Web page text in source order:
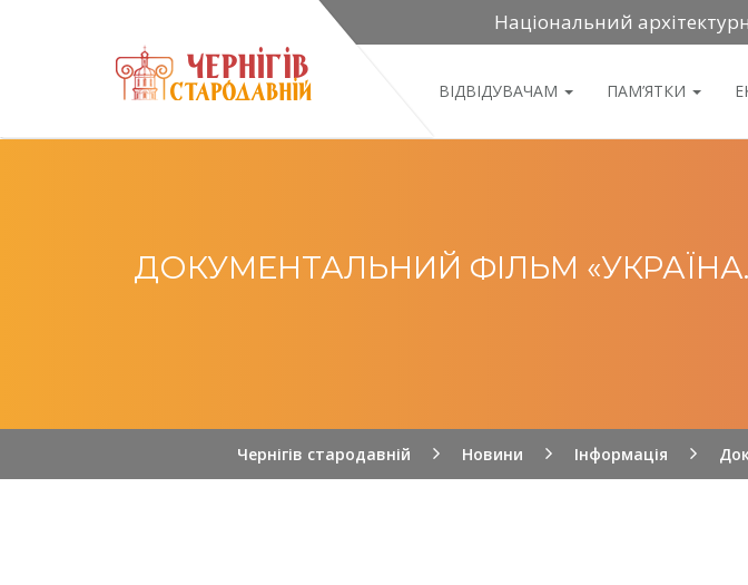
Національний
ВІДВІДУВАЧАМ ПАМ’ЯТКИ
ДОКУМЕНТАЛЬНИЙ ФІЛЬМ «УКРАЇНА.
Чернігів стародавній Новини Інформація